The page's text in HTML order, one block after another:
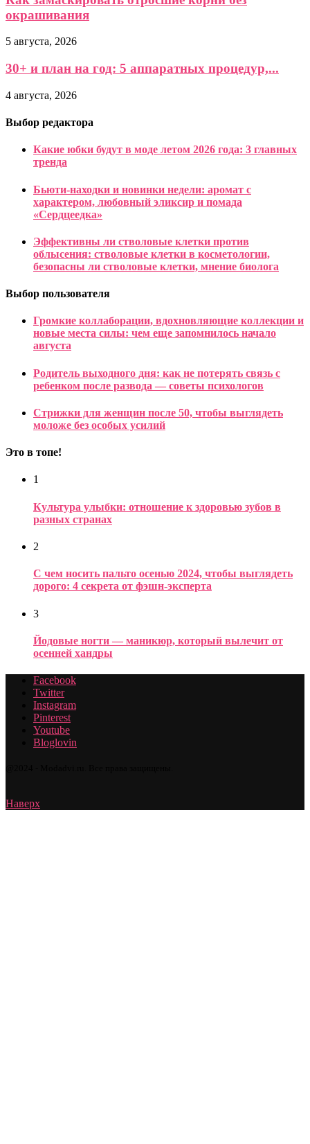
окрашивания
5 августа, 2026
30+ и план на год: 5 аппаратных процедур,...
4 августа, 2026
Выбор редактора
Какие юбки будут в моде летом 2026 года: 3 главных
тренда
Бьюти-находки и новинки недели: аромат с
характером, любовный эликсир и помада
«Сердцеедка»
Эффективны ли стволовые клетки против
облысения: стволовые клетки в косметологии,
безопасны ли стволовые клетки, мнение биолога
Выбор пользователя
Громкие коллаборации, вдохновляющие коллекции и
новые места силы: чем еще запомнилось начало
августа
Родитель выходного дня: как не потерять связь с
ребенком после развода — советы психологов
Стрижки для женщин после 50, чтобы выглядеть
моложе без особых усилий
Это в топе!
1
Культура улыбки: отношение к здоровью зубов в
разных странах
2
С чем носить пальто осенью 2024, чтобы выглядеть
дорого: 4 секрета от фэшн-эксперта
3
Йодовые ногти — маникюр, который вылечит от
осенней хандры
Facebook
Twitter
Instagram
Pinterest
Youtube
Bloglovin
Наверх